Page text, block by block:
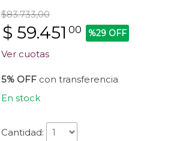
$83.733,00
$ 59.451 00 %29 OFF
Ver cuotas
5% OFFcon transferencia
En stock
Cantidad: